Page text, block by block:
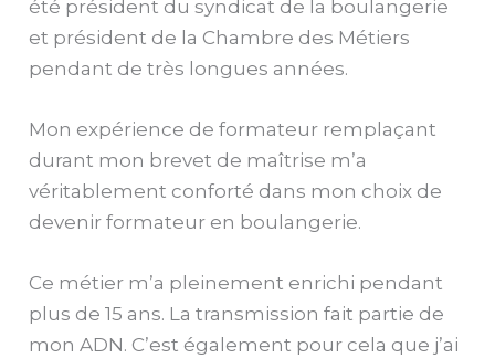
été président du syndicat de la boulangerie
et président de la Chambre des Métiers
pendant de très longues années.
Mon expérience de formateur remplaçant
durant mon brevet de maîtrise m’a
véritablement conforté dans mon choix de
devenir formateur en boulangerie.
Ce métier m’a pleinement enrichi pendant
plus de 15 ans. La transmission fait partie de
mon ADN. C’est également pour cela que j’ai